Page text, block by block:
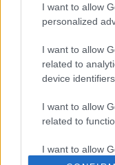
I want to allow
personalized
I want to allow
related to
device
I want to allow
related to
I want to allow
Aston
Lando Norris
gyermekkori
Több
Schumacher
Óriási
Fontos
Red Bull